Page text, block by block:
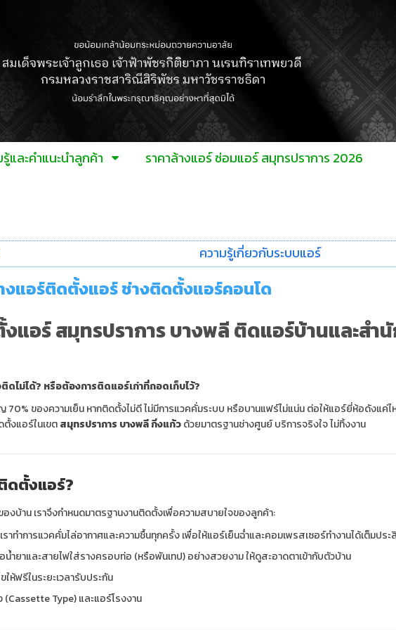
และคำแนะนำลูกค้า
ราคาล้างแอร์ ซ่อมแอร์ สมุทรปราการ 2026
ความรู้เกี่ยวกับระบบแอร์
แอร์ติดตั้งแอร์ ช่างติดตั้งแอร์คอนโด
แอร์ สมุทรปราการ บางพลี ติดแอร์บ้านและสำ
ดไม่ได้? หรือต้องการติดแอร์เก่าที่ถอดเก็บไว้?
ของความเย็น หากติดตั้งไม่ดี ไม่มีการแวคคั่มระบบ หรือบานแฟร์ไม่แน่น ต่อให้แอร์ยี่ห้อดังแค่
ตั้งแอร์ในเขตสมุทรปราการ บางพลี กิ่งแก้วด้วยมาตรฐานช่างศูนย์ บริการจริงใจ ไม่ทิ้งงาน
ดตั้งแอร์?
ของบ้าน เราจึงกำหนดมาตรฐานงานติดตั้งเพื่อความสบายใจของลูกค้า:
เราทำการแวคคั่มไล่อากาศและความชื้นทุกครั้ง เพื่อให้แอร์เย็นฉ่ำและคอมเพรสเซอร์ทำงานได้เต็มปร
น้ำยาและสายไฟใส่รางครอบท่อ (หรือพันเทป) อย่างสวยงาม ให้ดูสะอาดตาเข้ากับตัวบ้าน
ให้ฟรีในระยะเวลารับประกัน
Type) และแอร์โรงงาน